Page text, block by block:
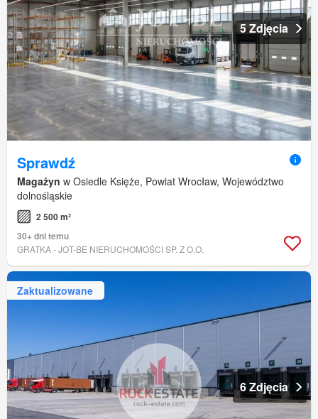
5 Zdjęcia
Sprawdź
Magażyn w Osiedle Księże, Powiat Wrocław, Województwo
dolnośląskie
2 500 m²
30+ dni temu
GRATKA - JOT-BE NIERUCHOMOŚCI SP. Z O.O.
Zaktualizowane
6 Zdjęcia